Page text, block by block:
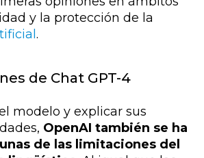
y la protección de la
.
de Chat GPT-4
modelo y explicar sus
OpenAI también se ha
de las limitaciones del